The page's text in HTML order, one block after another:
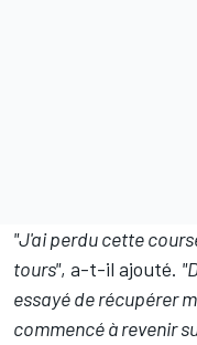
"J'ai perdu cette
tours", a-t-il ajouté.
essayé de récupérer
commencé à revenir